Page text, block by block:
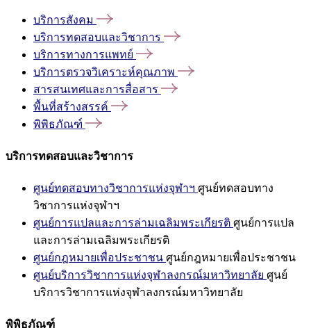
บริการสังคม
บริการทดสอบและวิชาการ
บริการทางการแพทย์
บริการตรวจวิเคราะห์คุณภาพ
สารสนเทศและการสื่อสาร
พื้นที่สร้างสรรค์
พิพิธภัณฑ์
บริการทดสอบและวิชาการ
ศูนย์ทดสอบทางวิชาการแห่งจุฬาฯ ศูนย์ทดสอบทาง
วิชาการแห่งจุฬาฯ
ศูนย์การแปลและการล่ามเฉลิมพระเกียรติ ศูนย์การแปล
และการล่ามเฉลิมพระเกียรติ
ศูนย์กฎหมายเพื่อประชาชน ศูนย์กฎหมายเพื่อประชาชน
ศูนย์บริการวิชาการแห่งจุฬาลงกรณ์มหาวิทยาลัย ศูนย์
บริการวิชาการแห่งจุฬาลงกรณ์มหาวิทยาลัย
พิพิธภัณฑ์